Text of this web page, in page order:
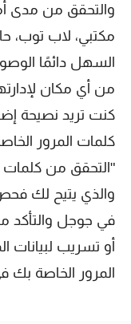
والتحقق من مدى
مكتبي، لاب توب،
السهل دائمًا
من أي مكان
كنت تريد نصيحة
كلمات المرور
"التحقق من كلمات
والذي يتيح لك
في جوجل والتأكد
أو تسريب لبيانات
المرور الخاصة بك